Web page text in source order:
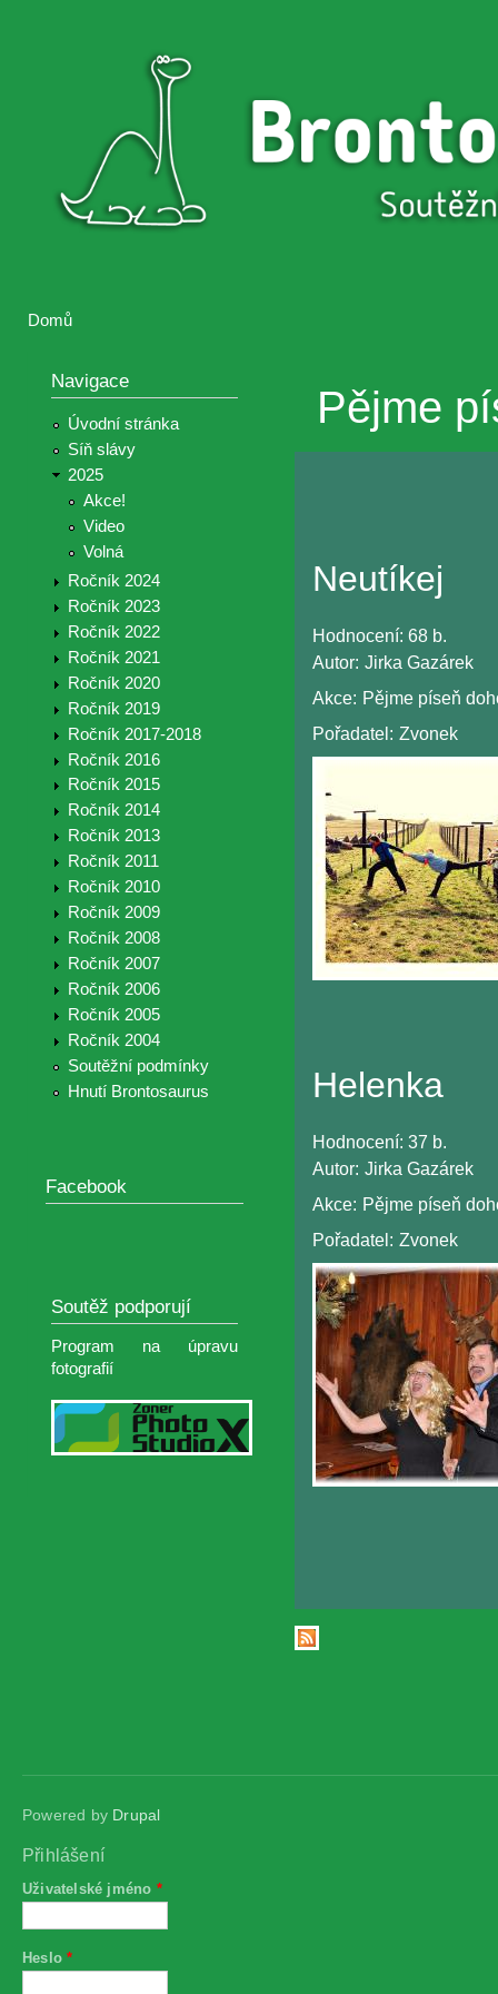
Brontosaurus
Brontosaurus
Domů
Navigace
Úvodní stránka
Síň slávy
2025
Akce!
Video
Volná
Ročník 2024
Ročník 2023
Ročník 2022
Ročník 2021
Ročník 2020
Ročník 2019
Ročník 2017-2018
Ročník 2016
Ročník 2015
Ročník 2014
Ročník 2013
Ročník 2011
Ročník 2010
Ročník 2009
Ročník 2008
Ročník 2007
Ročník 2006
Ročník 2005
Ročník 2004
Soutěžní podmínky
Hnutí Brontosaurus
Facebook
Soutěž podporují
Program na úpravu
fotografií
Pějme
Neutíkej
Hodnocení: 68 b.
Autor: Jirka Gazárek
Akce: Pějme píseň
Pořadatel: Zvonek
Helenka
Hodnocení: 37 b.
Autor: Jirka Gazárek
Akce: Pějme píseň
Pořadatel: Zvonek
Powered by Drupal
Přihlášení
Uživatelské jméno *
Heslo*